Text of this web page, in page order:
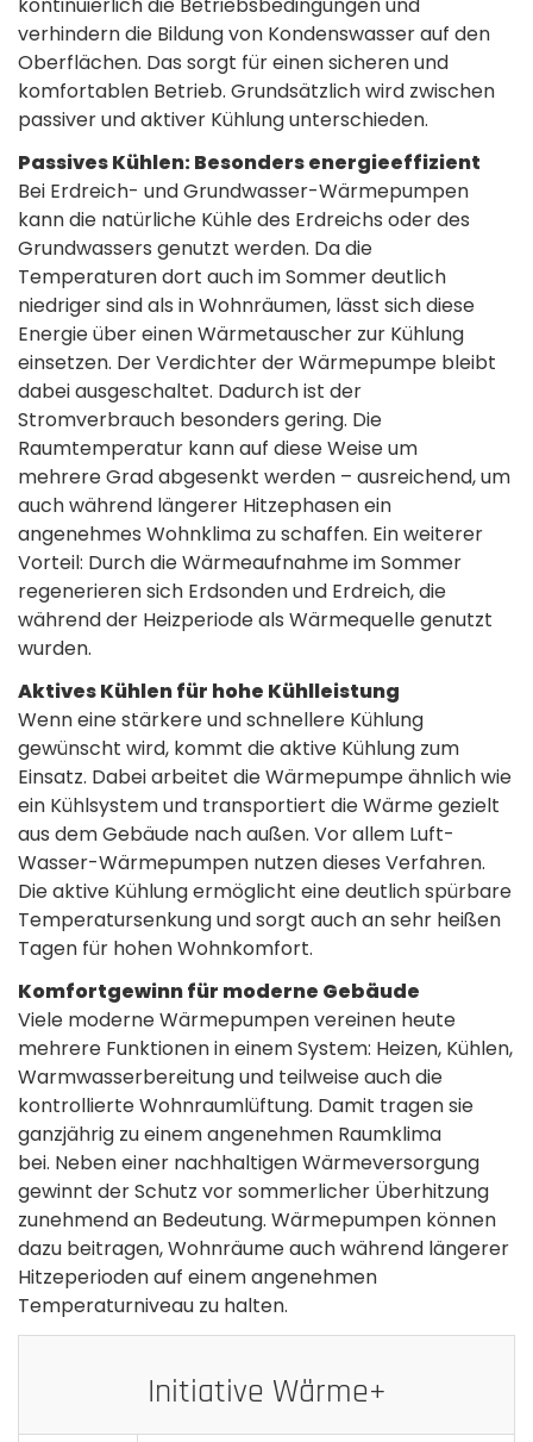
verhindern die Bildung von Kondenswasser auf den
Oberflächen. Das sorgt für einen sicheren und
komfortablen Betrieb. Grundsätzlich wird zwischen
passiver und aktiver Kühlung unterschieden.
Passives Kühlen: Besonders energieeffizient
Bei Erdreich- und Grundwasser-Wärmepumpen
kann die natürliche Kühle des Erdreichs oder des
Grundwassers genutzt werden. Da die
Temperaturen dort auch im Sommer deutlich
niedriger sind als in Wohnräumen, lässt sich diese
Energie über einen Wärmetauscher zur Kühlung
einsetzen. Der Verdichter der Wärmepumpe bleibt
dabei ausgeschaltet. Dadurch ist der
Stromverbrauch besonders gering. Die
Raumtemperatur kann auf diese Weise um
mehrere Grad abgesenkt werden – ausreichend, um
auch während längerer Hitzephasen ein
angenehmes Wohnklima zu schaffen. Ein weiterer
Vorteil: Durch die Wärmeaufnahme im Sommer
regenerieren sich Erdsonden und Erdreich, die
während der Heizperiode als Wärmequelle genutzt
wurden.
Aktives Kühlen für hohe Kühlleistung
Wenn eine stärkere und schnellere Kühlung
gewünscht wird, kommt die aktive Kühlung zum
Einsatz. Dabei arbeitet die Wärmepumpe ähnlich wie
ein Kühlsystem und transportiert die Wärme gezielt
aus dem Gebäude nach außen. Vor allem Luft-
Wasser-Wärmepumpen nutzen dieses Verfahren.
Die aktive Kühlung ermöglicht eine deutlich spürbare
Temperatursenkung und sorgt auch an sehr heißen
Tagen für hohen Wohnkomfort.
Komfortgewinn für moderne Gebäude
Viele moderne Wärmepumpen vereinen heute
mehrere Funktionen in einem System: Heizen, Kühlen,
Warmwasserbereitung und teilweise auch die
kontrollierte Wohnraumlüftung. Damit tragen sie
ganzjährig zu einem angenehmen Raumklima
bei. Neben einer nachhaltigen Wärmeversorgung
gewinnt der Schutz vor sommerlicher Überhitzung
zunehmend an Bedeutung. Wärmepumpen können
dazu beitragen, Wohnräume auch während längerer
Hitzeperioden auf einem angenehmen
Temperaturniveau zu halten.
Initiative Wärme+